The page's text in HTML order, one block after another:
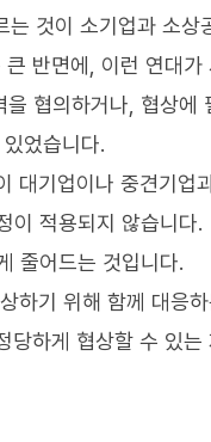
것이 소기업과 소상
반면에, 이런 연대
협의하거나, 협상에
었습니다.
대기업이나 중견기
이 적용되지 않습니다.
줄어드는 것입니다.
하기 위해 함께 대응
하게 협상할 수 있